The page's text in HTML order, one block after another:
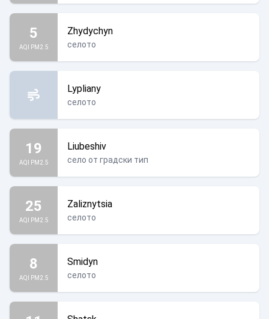
5
AQI PM2.5
Zhydychyn
селото
Lypliany
селото
19
AQI PM2.5
Liubeshiv
село от градски тип
25
AQI PM2.5
Zaliznytsia
селото
8
AQI PM2.5
Smidyn
селото